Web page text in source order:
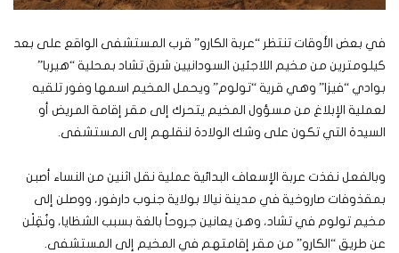
في بعض الأوقات تنتظر “عربة الكارو” قرب المستشفى الواقع على بعد
كيلومترين من مخيم اللاجئين السودانيين شرق تشاد بمحلية “هيربا”
بوادي “فيزا” وهي قرية “تولوم” ويحمل المخيم اسمها وفور تلقيه
لعملية الإبلاغ من مسؤول المخيم يتحرك إلى مقر إقامة المريض أو
السيدة التي تكون على وشك الولادة لنقلهم إلى المستشفى.
وبالفعل نفذت عربة الإسعاف البدائية عملية نقل اثنين من النساء أصبن
بمقذوفات صاروخية في مدينة نيالا بولاية جنوب دارفور، ووصلن إلى
مخيم تولوم في تشاد، وهن يعانين جروحاً بالغة بسبب الشظايا، ونُقِلْن
عن طريق “الكارو” من مقر إقامتهم في المخيم إلى المستشفى.